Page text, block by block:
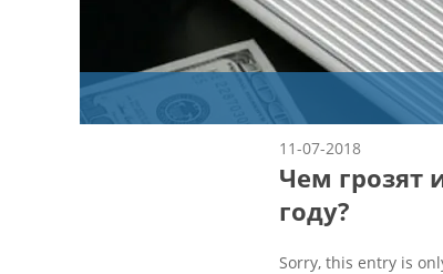
11-07-2018
Чем грозят
году?
Sorry, this entry is